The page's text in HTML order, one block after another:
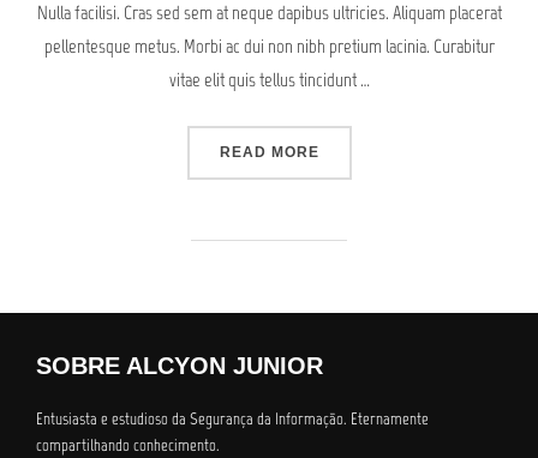
Nulla facilisi. Cras sed sem at neque dapibus ultricies. Aliquam placerat
pellentesque metus. Morbi ac dui non nibh pretium lacinia. Curabitur
vitae elit quis tellus tincidunt …
READ MORE“A POST SHOWING HOW
SOBRE ALCYON JUNIOR
Entusiasta e estudioso da Segurança da Informação. Eternamente
compartilhando conhecimento.